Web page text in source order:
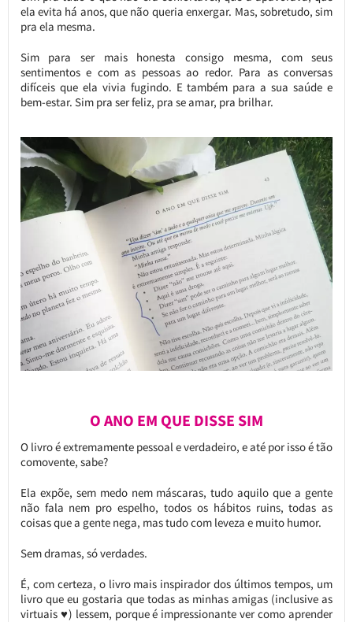
ela evita há anos, que não queria enxergar. Mas, sobretudo, sim
pra ela mesma.
Sim para ser mais honesta consigo mesma, com seus
sentimentos e com as pessoas ao redor. Para as conversas
difíceis que ela vivia fugindo. E também para a sua saúde e
bem-estar. Sim pra ser feliz, pra se amar, pra brilhar.
O ANO EM QUE DISSE SIM
O livro é extremamente pessoal e verdadeiro, e até por isso é tão
comovente, sabe?
Ela expõe, sem medo nem máscaras, tudo aquilo que a gente
não fala nem pro espelho, todos os hábitos ruins, todas as
coisas que a gente nega, mas tudo com leveza e muito humor.
Sem dramas, só verdades.
É, com certeza, o livro mais inspirador dos últimos tempos, um
livro que eu gostaria que todas as minhas amigas (inclusive as
virtuais ♥) lessem, porque é impressionante ver como aprender